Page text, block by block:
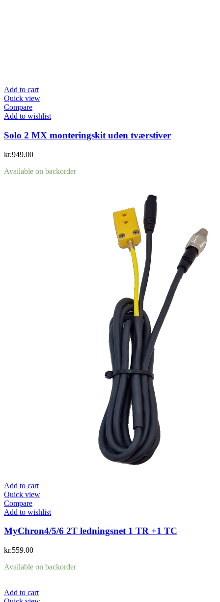
Add to cart
Quick view
Compare
Add to wishlist
Solo 2 MX monteringskit uden tværstiver
kr.949.00
Available on backorder
Add to cart
Quick view
Compare
Add to wishlist
MyChron4/5/6 2T ledningsnet 1 TR +1 TC
kr.559.00
Available on backorder
Add to cart